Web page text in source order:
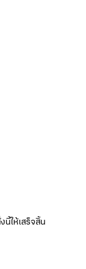
ให้เสร็จสิ้น